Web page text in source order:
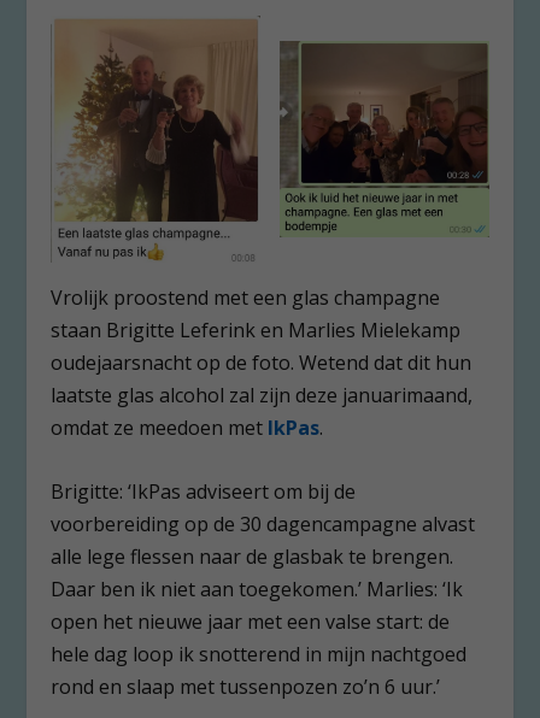
Vrolijk proostend met een glas champagne
staan Brigitte Leferink en Marlies Mielekamp
oudejaarsnacht op de foto. Wetend dat dit hun
laatste glas alcohol zal zijn deze januarimaand,
omdat ze meedoen met IkPas.
Brigitte: ‘IkPas adviseert om bij de
voorbereiding op de 30 dagencampagne alvast
alle lege flessen naar de glasbak te brengen.
Daar ben ik niet aan toegekomen.’ Marlies: ‘Ik
open het nieuwe jaar met een valse start: de
hele dag loop ik snotterend in mijn nachtgoed
rond en slaap met tussenpozen zo’n 6 uur.’